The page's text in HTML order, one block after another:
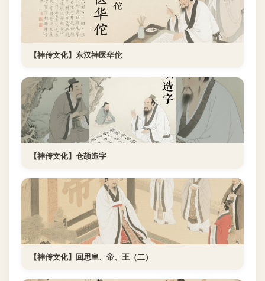
【神传文化】东汉神医华佗
【神传文化】仓颉造字
【神传文化】回思皇、帝、王（二）